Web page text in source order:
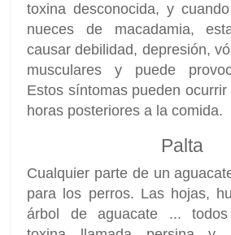
toxina desconocida, y
nueces de macadamia,
causar debilidad, depresión,
musculares y puede
Estos síntomas pueden
horas posteriores a la comida.
Palta
Cualquier parte de un
para los perros. Las hojas,
árbol de aguacate ...